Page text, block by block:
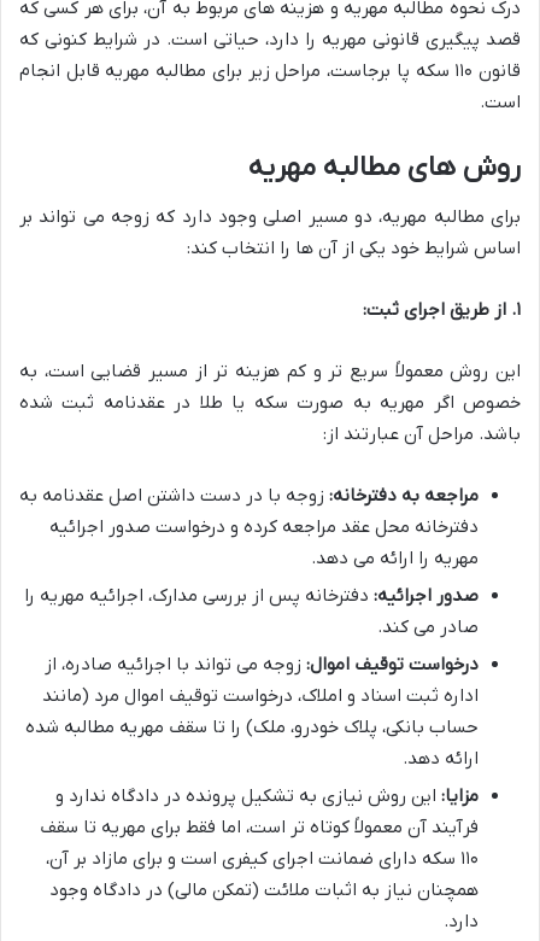
درک نحوه مطالبه مهریه و هزینه های مربوط به آن، برای هر کسی که
قصد پیگیری قانونی مهریه را دارد، حیاتی است. در شرایط کنونی که
قانون ۱۱۰ سکه پا برجاست، مراحل زیر برای مطالبه مهریه قابل انجام
است.
روش های مطالبه مهریه
برای مطالبه مهریه، دو مسیر اصلی وجود دارد که زوجه می تواند بر
اساس شرایط خود یکی از آن ها را انتخاب کند:
۱. از طریق اجرای ثبت:
این روش معمولاً سریع تر و کم هزینه تر از مسیر قضایی است، به
خصوص اگر مهریه به صورت سکه یا طلا در عقدنامه ثبت شده
باشد. مراحل آن عبارتند از:
مراجعه به دفترخانه: زوجه با در دست داشتن اصل عقدنامه به
دفترخانه محل عقد مراجعه کرده و درخواست صدور اجرائیه
مهریه را ارائه می دهد.
صدور اجرائیه: دفترخانه پس از بررسی مدارک، اجرائیه مهریه را
صادر می کند.
درخواست توقیف اموال: زوجه می تواند با اجرائیه صادره، از
اداره ثبت اسناد و املاک، درخواست توقیف اموال مرد (مانند
حساب بانکی، پلاک خودرو، ملک) را تا سقف مهریه مطالبه شده
ارائه دهد.
مزایا: این روش نیازی به تشکیل پرونده در دادگاه ندارد و
فرآیند آن معمولاً کوتاه تر است، اما فقط برای مهریه تا سقف
۱۱۰ سکه دارای ضمانت اجرای کیفری است و برای مازاد بر آن،
همچنان نیاز به اثبات ملائت (تمکن مالی) در دادگاه وجود
دارد.